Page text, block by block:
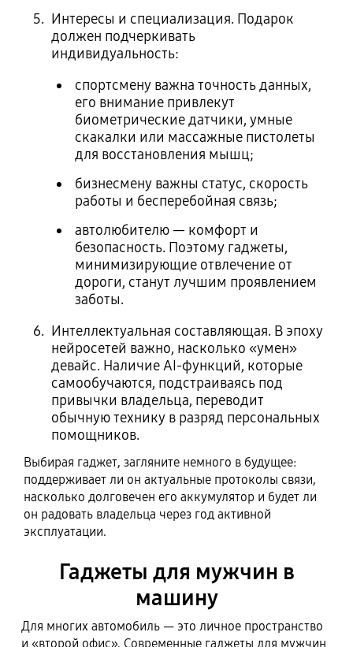
Интересы и специализация. Подарок
должен подчеркивать
индивидуальность:
спортсмену важна точность данных,
его внимание привлекут
биометрические датчики, умные
скакалки или массажные пистолеты
для восстановления мышц;
бизнесмену важны статус, скорость
работы и бесперебойная связь;
автолюбителю — комфорт и
безопасность. Поэтому гаджеты,
минимизирующие отвлечение от
дороги, станут лучшим проявлением
заботы.
Интеллектуальная составляющая. В эпоху
нейросетей важно, насколько «умен»
девайс. Наличие AI-функций, которые
самообучаются, подстраиваясь под
привычки владельца, переводит
обычную технику в разряд персональных
помощников.
Выбирая гаджет, загляните немного в будущее:
поддерживает ли он актуальные протоколы связи,
насколько долговечен его аккумулятор и будет ли
он радовать владельца через год активной
эксплуатации.
Гаджеты для мужчин в
машину
Для многих автомобиль — это личное пространство
и «второй офис». Современные гаджеты для мужчин